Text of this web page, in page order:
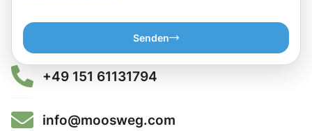
Senden
+49 151 61131794
info@moosweg.com